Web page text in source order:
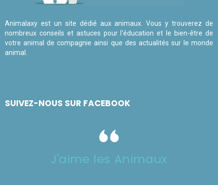
Animalaxy est un site dédié aux animaux. Vous y trouverez de
nombreux conseils et astuces pour l'éducation et le bien-être de
votre animal de compagnie ainsi que des actualités sur le monde
animal.
SUIVEZ-NOUS SUR FACEBOOK
J'aime les Animaux